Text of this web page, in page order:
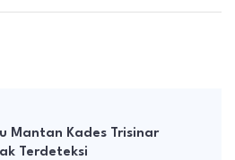
Mantan Kades Trisinar
Terdeteksi